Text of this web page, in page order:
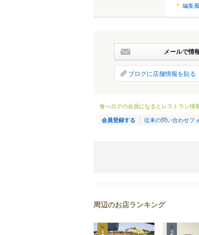
編集
メールで情
ブログに店舗情報を貼る
食べログの会員になるとレストラン情
会員登録する 従来の問い合わせフ
周辺のお店ランキング
1 2